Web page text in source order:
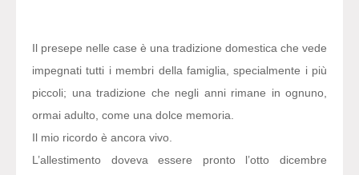
Il presepe nelle case è una tradizione domestica che vede
impegnati tutti i membri della famiglia, specialmente i più
piccoli; una tradizione che negli anni rimane in ognuno,
ormai adulto, come una dolce memoria.
Il mio ricordo è ancora vivo.
L’allestimento doveva essere pronto l’otto dicembre